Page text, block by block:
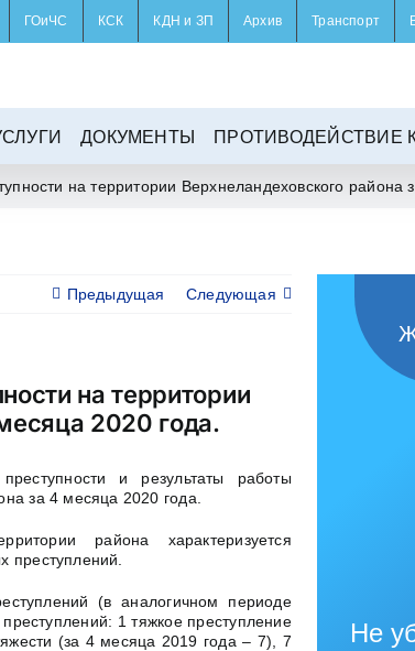
ГОиЧС КСК КДН и ЗП Архив Транспорт
ДОКУМЕНТЫ ПРОТИВОДЕЙСТВИЕ
на территории Верхнеландеховского района
Предыдущая Следующая
на территории
2020 года.
и результаты работы
за 4 месяца 2020 года.
района характеризуется
преступлений.
(в аналогичном периоде
1 тяжкое преступление
(за 4 месяца 2019 года – 7), 7
Не